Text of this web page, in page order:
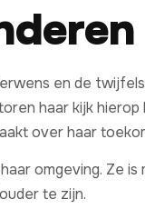
en de
haar kijk
over haar
omgeving. Ze
te zijn.